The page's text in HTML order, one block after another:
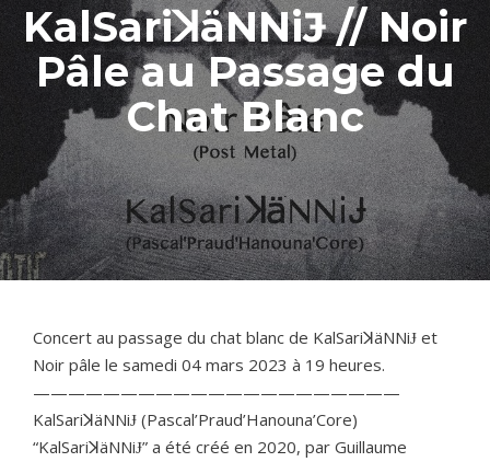
KalSariꓘäNNiɈ // Noir
Pâle au Passage du
Chat Blanc
Concert au passage du chat blanc de KalSariꓘäNNiɈ et
Noir pâle le samedi 04 mars 2023 à 19 heures.
—————————————————————
KalSariꓘäNNiɈ (Pascal’Praud’Hanouna’Core)
“KalSariꓘäNNiɈ” a été créé en 2020, par Guillaume